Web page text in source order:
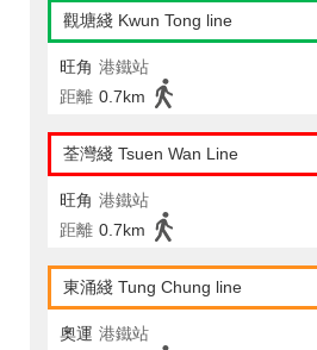
觀塘綫 Kwun Tong line
旺角 港鐵站
距離 0.7km
荃灣綫 Tsuen Wan Line
旺角 港鐵站
距離 0.7km
東涌綫 Tung Chung line
奧運 港鐵站